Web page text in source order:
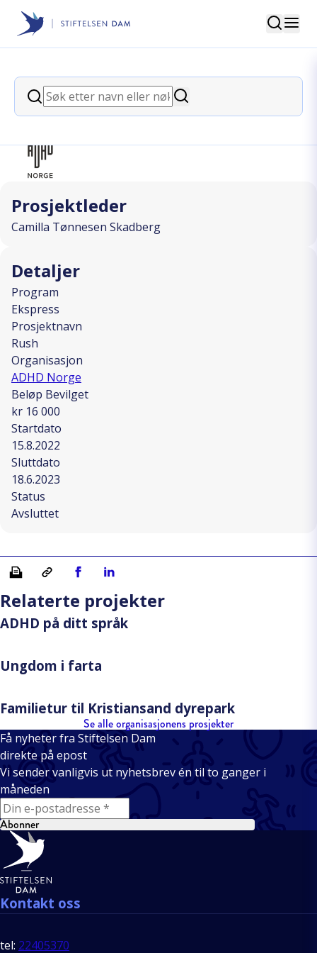
Stiftelsen Dam
Søk
Søk
Søk
back
Rush
Prosjektleder
Camilla Tønnesen Skadberg
Detaljer
Program
Ekspress
Prosjektnavn
Rush
Organisasjon
ADHD Norge
Beløp Bevilget
kr 16 000
Startdato
15.8.2022
Sluttdato
18.6.2023
Status
Avsluttet
Skriv ut Kopiera länkDel på Facebook
Del på Linkedin
Relaterte projekter
ADHD på ditt språk
Ungdom i farta
Familietur til Kristiansand dyrepark
Se alle organisasjonens prosjekter
Få nyheter fra Stiftelsen Dam
direkte på epost
Vi sender vanligvis ut nyhetsbrev én til to ganger i
måneden
E-mail
Abonner
Bunntekst
Kontakt oss
tel: 22405370